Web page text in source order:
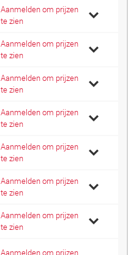
Aanmelden om prijzen
te zien
Aanmelden om prijzen
te zien
Aanmelden om prijzen
te zien
Aanmelden om prijzen
te zien
Aanmelden om prijzen
te zien
Aanmelden om prijzen
te zien
Aanmelden om prijzen
te zien
Aanmelden om prijzen